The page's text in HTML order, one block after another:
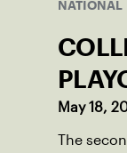
NATIONAL
May 18,
The